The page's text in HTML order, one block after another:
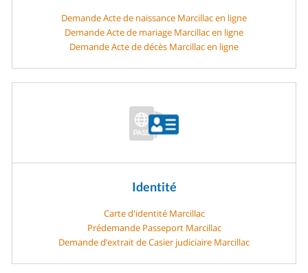
Demande Acte de naissance Marcillac en ligne
Demande Acte de mariage Marcillac en ligne
Demande Acte de décès Marcillac en ligne
Identité
Carte d'identité Marcillac
Prédemande Passeport Marcillac
Demande d’extrait de Casier judiciaire Marcillac